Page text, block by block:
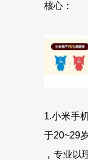
核心：
1.小米手
于20~29
，专业以